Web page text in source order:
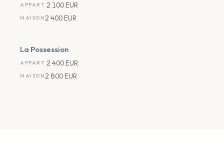
APPART. 2 100 EUR
MAISON2 400 EUR
La Possession
APPART. 2 400 EUR
MAISON2 800 EUR